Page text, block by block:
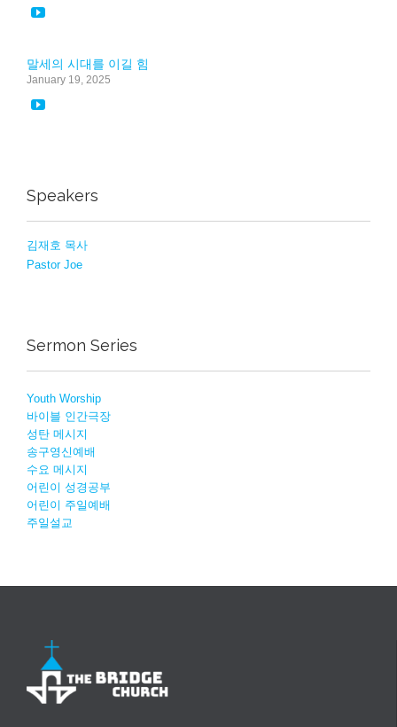

말세의 시대를 이길 힘
January 19, 2025

Speakers
김재호 목사
Pastor Joe
Sermon Series
Youth Worship
바이블 인간극장
성탄 메시지
송구영신예배
수요 메시지
어린이 성경공부
어린이 주일예배
주일설교